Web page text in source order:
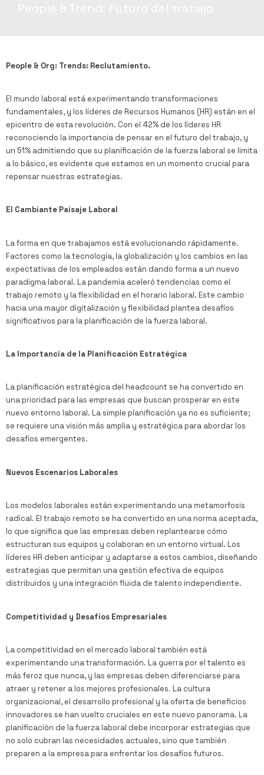
People & Org: Trends: Reclutamiento.
El mundo laboral está experimentando transformaciones
fundamentales, y los líderes de Recursos Humanos (HR) están en el
epicentro de esta revolución. Con el 42% de los líderes HR
reconociendo la importancia de pensar en el futuro del trabajo, y
un 51% admitiendo que su planificación de la fuerza laboral se limita
a lo básico, es evidente que estamos en un momento crucial para
repensar nuestras estrategias.
El Cambiante Paisaje Laboral
La forma en que trabajamos está evolucionando rápidamente.
Factores como la tecnología, la globalización y los cambios en las
expectativas de los empleados están dando forma a un nuevo
paradigma laboral. La pandemia aceleró tendencias como el
trabajo remoto y la flexibilidad en el horario laboral. Este cambio
hacia una mayor digitalización y flexibilidad plantea desafíos
significativos para la planificación de la fuerza laboral.
La Importancia de la Planificación Estratégica
La planificación estratégica del headcount se ha convertido en
una prioridad para las empresas que buscan prosperar en este
nuevo entorno laboral. La simple planificación ya no es suficiente;
se requiere una visión más amplia y estratégica para abordar los
desafíos emergentes.
Nuevos Escenarios Laborales
Los modelos laborales están experimentando una metamorfosis
radical. El trabajo remoto se ha convertido en una norma aceptada,
lo que significa que las empresas deben replantearse cómo
estructuran sus equipos y colaboran en un entorno virtual. Los
líderes HR deben anticipar y adaptarse a estos cambios, diseñando
estrategias que permitan una gestión efectiva de equipos
distribuidos y una integración fluida de talento independiente.
Competitividad y Desafíos Empresariales
La competitividad en el mercado laboral también está
experimentando una transformación. La guerra por el talento es
más feroz que nunca, y las empresas deben diferenciarse para
atraer y retener a los mejores profesionales. La cultura
organizacional, el desarrollo profesional y la oferta de beneficios
innovadores se han vuelto cruciales en este nuevo panorama. La
planificación de la fuerza laboral debe incorporar estrategias que
no solo cubran las necesidades actuales, sino que también
preparen a la empresa para enfrentar los desafíos futuros.